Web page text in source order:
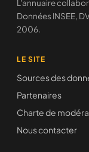
L'annuaire
Données INSEE,
2006.
LE SITE
Sources des
Partenaires
Charte de
Nous contacter